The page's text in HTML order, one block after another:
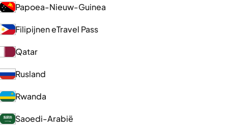
Papoea-Nieuw-Guinea
Filipijnen eTravel Pass
Qatar
Rusland
Rwanda
Saoedi-Arabië